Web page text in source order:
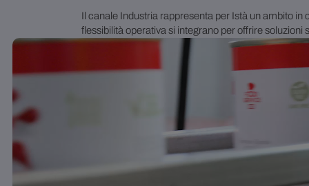
Il canale Industria rappresenta per Istà un ambito
flessibilità operativa si integrano per offrire soluzioni